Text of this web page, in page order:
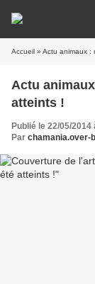
Accueil » Actu animaux :
Actu
atteints !
Publié le 22/05/2014
Par chamania.over-